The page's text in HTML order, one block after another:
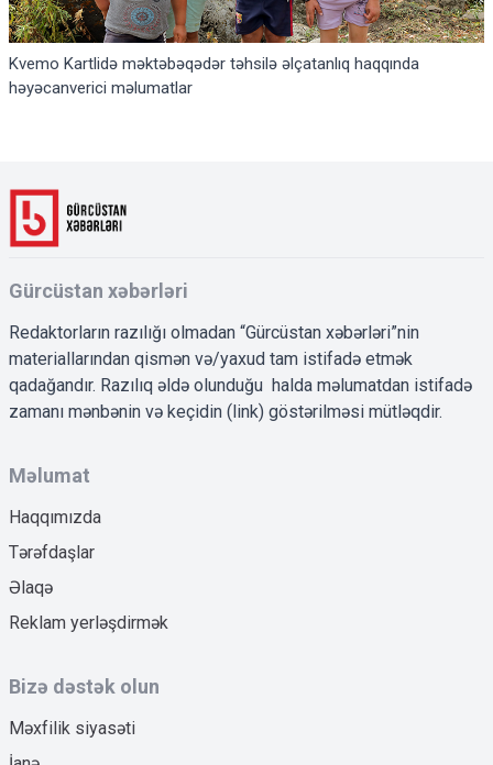
Kvemo Kartlidə məktəbəqədər təhsilə əlçatanlıq haqqında
həyəcanverici məlumatlar
Gürcüstan xəbərləri
Redaktorların razılığı olmadan “Gürcüstan xəbərləri”nin
materiallarından qismən və/yaxud tam istifadə etmək
qadağandır. Razılıq əldə olunduğu halda məlumatdan istifadə
zamanı mənbənin və keçidin (link) göstərilməsi mütləqdir.
Məlumat
Haqqımızda
Tərəfdaşlar
Əlaqə
Reklam yerləşdirmək
Bizə dəstək olun
Məxfilik siyasəti